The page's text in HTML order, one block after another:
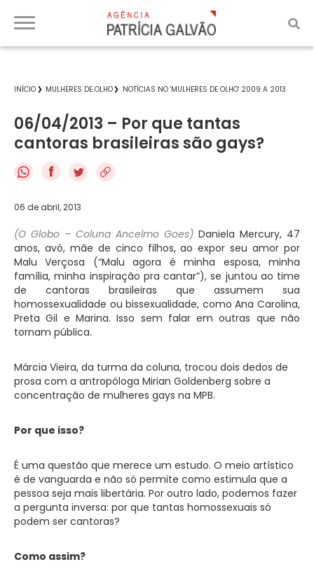
INÍCIO MULHERES DE OLHO NOTÍCIAS NO 'MULHERES DE OLHO' 2009 A 2013
06/04/2013 – Por que tantas
cantoras brasileiras são gays?
f
06 de abril, 2013
(O Globo – Coluna Ancelmo Goes) Daniela Mercury, 47
anos, avó, mãe de cinco filhos, ao expor seu amor por
Malu Verçosa (“Malu agora é minha esposa, minha
família, minha inspiração pra cantar”), se juntou ao time
de cantoras brasileiras que assumem sua
homossexualidade ou bissexualidade, como Ana Carolina,
Preta Gil e Marina. Isso sem falar em outras que não
tornam pública.
Márcia Vieira, da turma da coluna, trocou dois dedos de
prosa com a antropóloga Mirian Goldenberg sobre a
concentração de mulheres gays na MPB.
Por que isso?
É uma questão que merece um estudo. O meio artístico
é de vanguarda e não só permite como estimula que a
pessoa seja mais libertária. Por outro lado, podemos fazer
a pergunta inversa: por que tantas homossexuais só
podem ser cantoras?
Como assim?